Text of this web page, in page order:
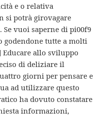
e o relativa
si potrà girovagare
vuoi saperne di pi00f9
godendone tutte a molti
allo sviluppo
di deliziare il
giorni per pensare e
ad utilizzare questo
ha dovuto constatare
informazioni,